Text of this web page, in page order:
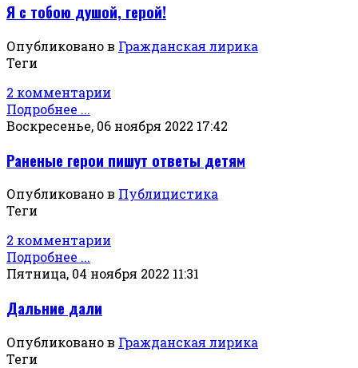
Я с тобою душой, герой!
Опубликовано в Гражданская лирика
Теги
2 комментарии
Подробнее ...
Воскресенье, 06 ноября 2022 17:42
Раненые герои пишут ответы детям
Опубликовано в Публицистика
Теги
2 комментарии
Подробнее ...
Пятница, 04 ноября 2022 11:31
Дальние дали
Опубликовано в Гражданская лирика
Теги